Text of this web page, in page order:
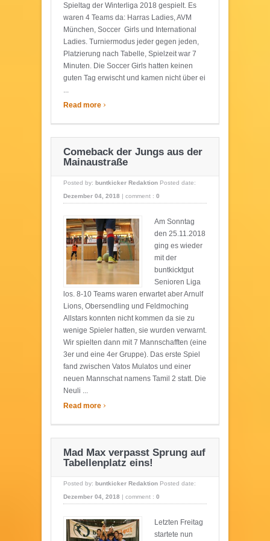
Spieltag der Winterliga 2018 gespielt. Es
waren 4 Teams da: Harras Ladies, AVM
München, Soccer Girls und International
Ladies. Turniermodus jeder gegen jeden,
Platzierung nach Tabelle, Spielzeit war 7
Minuten. Die Soccer Girls hatten keinen
guten Tag erwischt und kamen nicht über ei
...
Read more ›
Comeback der Jungs aus der
Mainaustraße
Posted by: buntkicker Redaktion Posted date:
Dezember 04, 2018 | comment : 0
Am Sonntag
den 25.11.2018
ging es wieder
mit der
buntkicktgut
Senioren Liga
los. 8-10 Teams waren erwartet aber Arnulf
Lions, Obersendling und Feldmoching
Allstars konnten nicht kommen da sie zu
wenige Spieler hatten, sie wurden verwarnt.
Wir spielten dann mit 7 Mannschafften (eine
3er und eine 4er Gruppe). Das erste Spiel
fand zwischen Vatos Mulatos und einer
neuen Mannschat namens Tamil 2 statt. Die
Neuli ...
Read more ›
Mad Max verpasst Sprung auf
Tabellenplatz eins!
Posted by: buntkicker Redaktion Posted date:
Dezember 04, 2018 | comment : 0
Letzten Freitag
startete nun